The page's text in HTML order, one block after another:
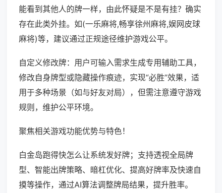
能看到其他人的牌一样，由此怀疑是不是有挂？确实
存在此类外挂。如(一乐麻将,畅享徐州麻将,娱网皮球
麻将)等，建议通过正规途径维护游戏公平。
自定义修改牌：用户可输入需求生成专用辅助工具，
修改自身牌型或隐藏操作痕迹，实现“必胜”效果，适
用于多种场景（如与好友对局），但需注意遵守游戏
规则，维护公平环境。
聚焦相关游戏功能优势与特色！
白金岛跑得快怎么让系统发好牌；支持透视全局牌
型、智能出牌策略、暗杠优化、提高好牌率及快速自
摸等操作，通过AI算法调整牌局结果，提升胜率。